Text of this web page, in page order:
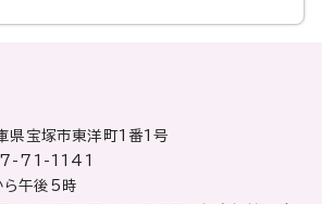
宝塚市東洋町1番1号
71-1141
ら午後5時